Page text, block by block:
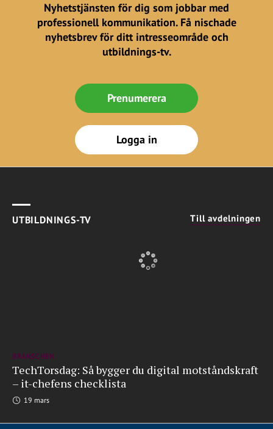
Nyhetstjänsten för dig som jobbar med
professionell kommunikation. Få nischade
nyhetsbrev för ditt intresseområde och
utbildnings-tv.
Prenumerera
Logga in
UTBILDNINGS-TV Till avdelningen
BRANSCHEN
TechTorsdag: Så bygger du digital motståndskraft
– it-chefens checklista
19 mars